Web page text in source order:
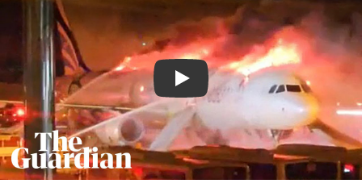
Play